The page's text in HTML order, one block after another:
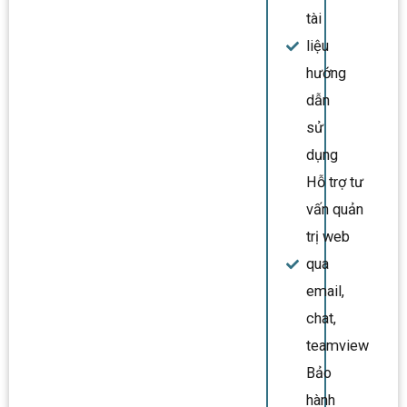
tài
liệu
hướng
dẫn
sử
dụng
Hỗ trợ tư
vấn quản
trị web
qua
email,
chat,
teamview
Bảo
hành